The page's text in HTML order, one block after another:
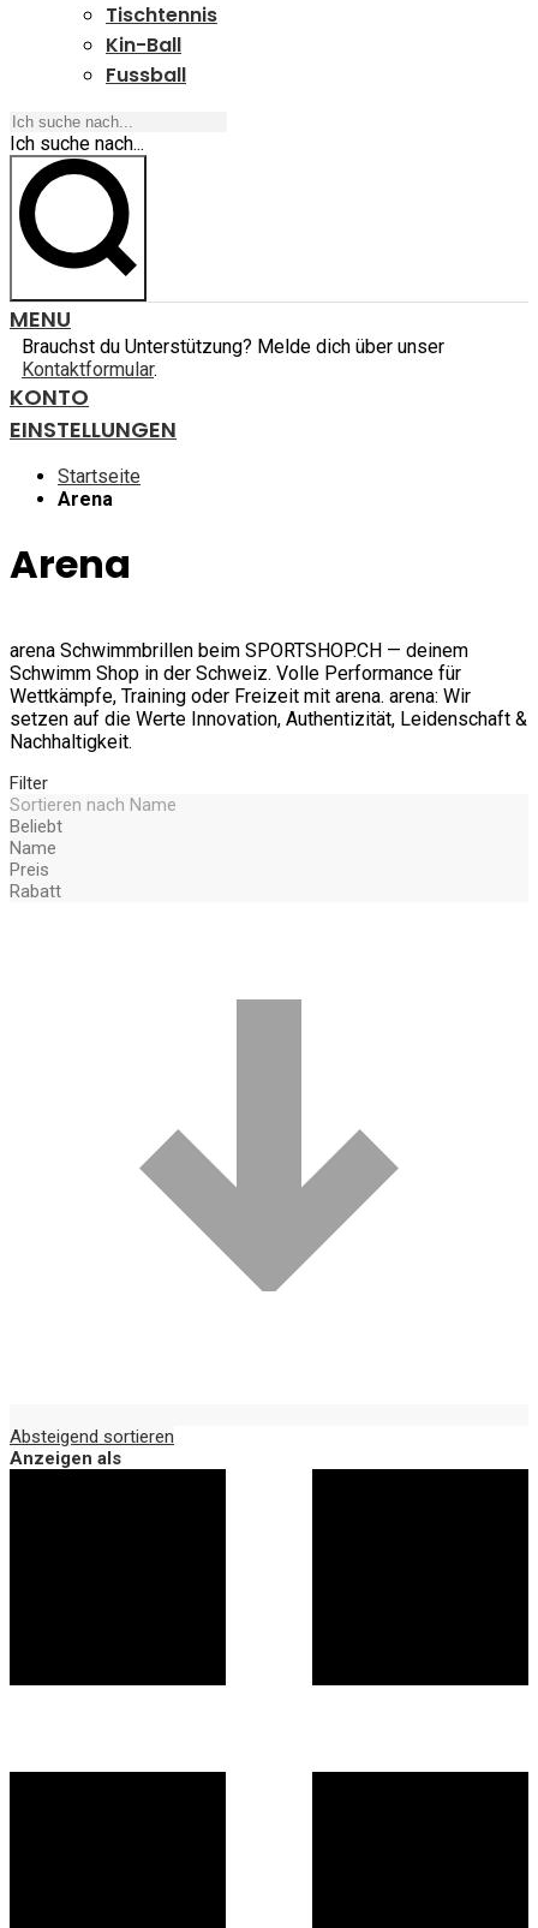
Tischtennis
Kin-Ball
Fussball
Ich suche nach...
MENU
Brauchst du Unterstützung? Melde dich über unser
Kontaktformular.
KONTO
EINSTELLUNGEN
Startseite
Arena
Arena
arena Schwimmbrillen beim SPORTSHOP.CH — deinem
Schwimm Shop in der Schweiz. Volle Performance für
Wettkämpfe, Training oder Freizeit mit arena. arena: Wir
setzen auf die Werte Innovation, Authentizität, Leidenschaft &
Nachhaltigkeit.
Filter
Sortieren nach Name
Beliebt
Name
Preis
Rabatt
Absteigend sortieren
Anzeigen als